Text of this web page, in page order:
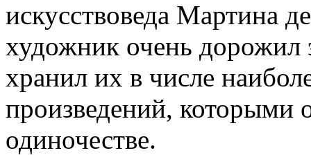
искусствоведа Мартина
художник очень
хранил их в числе
произведений, которыми
одиночестве.